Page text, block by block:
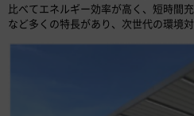
比べてエネルギー効率が高く、短時間
など多くの特長があり、次世代の環境